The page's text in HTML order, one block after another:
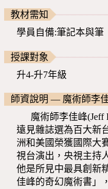
教材需知
學員自備:筆記本與筆
授課對象
升4-升7年級
師資說明 — 魔術師李
魔術師李佳峰(Jeff
遠見雜誌選為百大新
洲和美國榮獲國際大
視台演出，央視主持
他是所見中最具創新
佳峰的奇幻魔術書」